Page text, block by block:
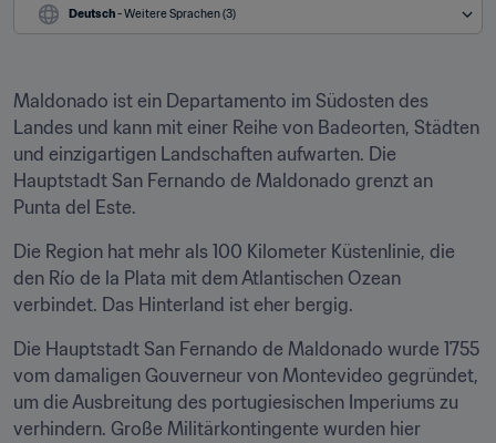
Deutsch - Weitere Sprachen (3)
Maldonado ist ein Departamento im Südosten des
Landes und kann mit einer Reihe von Badeorten, Städten
und einzigartigen Landschaften aufwarten. Die
Hauptstadt San Fernando de Maldonado grenzt an
Punta del Este.
Die Region hat mehr als 100 Kilometer Küstenlinie, die
den Río de la Plata mit dem Atlantischen Ozean
verbindet. Das Hinterland ist eher bergig.
Die Hauptstadt San Fernando de Maldonado wurde 1755
vom damaligen Gouverneur von Montevideo gegründet,
um die Ausbreitung des portugiesischen Imperiums zu
verhindern. Große Militärkontingente wurden hier